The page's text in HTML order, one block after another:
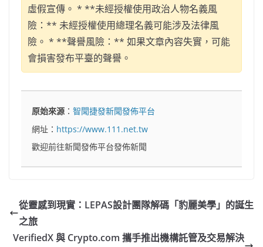
虛假宣傳。 * **未經授權使用政治人物名義風
險：** 未經授權使用總理名義可能涉及法律風
險。 * **聲譽風險：** 如果文章內容失實，可能
會損害發布平臺的聲譽。
原始來源 ：智聞捷發新聞發佈平台
網址： https://www.111.net.tw
歡迎前往新聞發佈平台發佈新聞
從靈感到現實：LEPAS設計團隊解碼「豹麗美學」的誕生
之旅
VerifiedX 與 Crypto.com 攜手推出機構託管及交易解決